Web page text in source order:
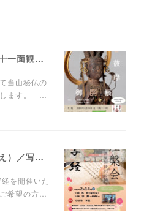
【春彼岸・ご開帳】秘仏『十一面観音像』
当山秘仏の
します。 …
令和８年 涅槃会（ねはんえ）／写経について
を開催いた
希望の方…